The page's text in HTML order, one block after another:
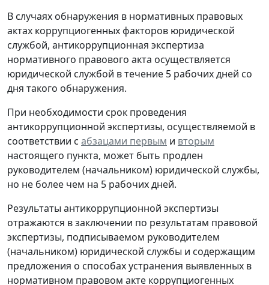
В случаях обнаружения в нормативных правовых
актах коррупциогенных факторов юридической
службой, антикоррупционная экспертиза
нормативного правового акта осуществляется
юридической службой в течение 5 рабочих дней со
дня такого обнаружения.
При необходимости срок проведения
антикоррупционной экспертизы, осуществляемой в
соответствии с абзацами первым и вторым
настоящего пункта, может быть продлен
руководителем (начальником) юридической службы,
но не более чем на 5 рабочих дней.
Результаты антикоррупционной экспертизы
отражаются в заключении по результатам правовой
экспертизы, подписываемом руководителем
(начальником) юридической службы и содержащим
предложения о способах устранения выявленных в
нормативном правовом акте коррупциогенных